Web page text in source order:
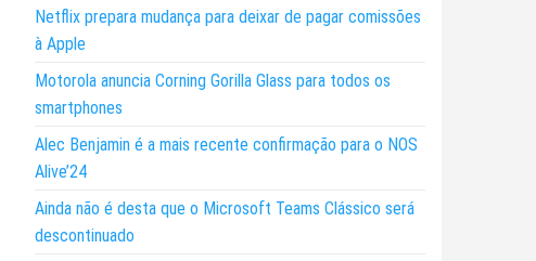
Netflix prepara mudança para deixar de pagar comissões
à Apple
Motorola anuncia Corning Gorilla Glass para todos os
smartphones
Alec Benjamin é a mais recente confirmação para o NOS
Alive’24
Ainda não é desta que o Microsoft Teams Clássico será
descontinuado